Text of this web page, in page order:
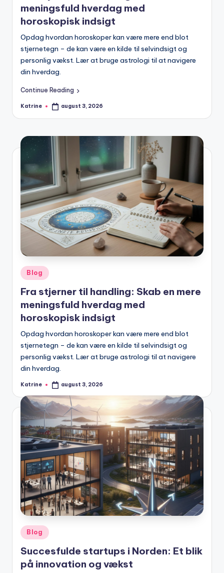
meningsfuld hverdag med
horoskopisk indsigt
Opdag hvordan horoskoper kan være mere end blot
stjernetegn – de kan være en kilde til selvindsigt og
personlig vækst. Lær at bruge astrologi til at navigere
din hverdag.
Continue Reading
Posted
Katrine august 3, 2026
Posted
in
Blog
Fra stjerner til handling: Skab en mere
meningsfuld hverdag med
horoskopisk indsigt
Opdag hvordan horoskoper kan være mere end blot
stjernetegn – de kan være en kilde til selvindsigt og
personlig vækst. Lær at bruge astrologi til at navigere
din hverdag.
Posted
Katrine august 3, 2026
Posted
in
Blog
Succesfulde startups i Norden: Et blik
på innovation og vækst